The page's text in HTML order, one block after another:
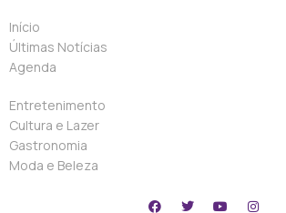
Início
Últimas Notícias
Agenda
Entretenimento
Cultura e Lazer
Gastronomia
Moda e Beleza